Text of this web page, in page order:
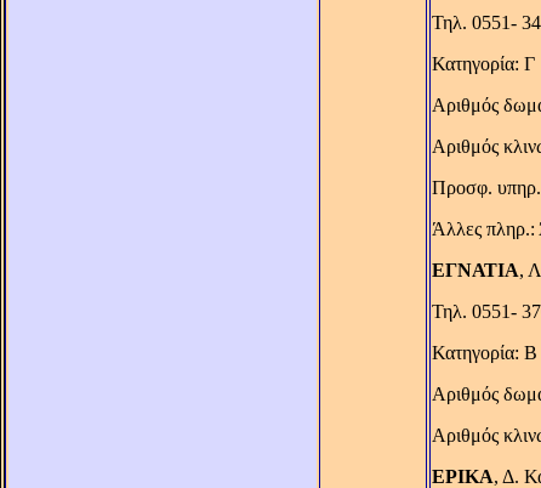
Τηλ. 0551-
Κατηγορία: Γ
Αριθμός
Αριθμός
Προσφ.
Άλλες πληρ.:
ΕΓΝΑΤΙΑ,
Τηλ. 0551-
Κατηγορία: Β
Αριθμός
Αριθμός
ΕΡΙΚΑ, Δ.